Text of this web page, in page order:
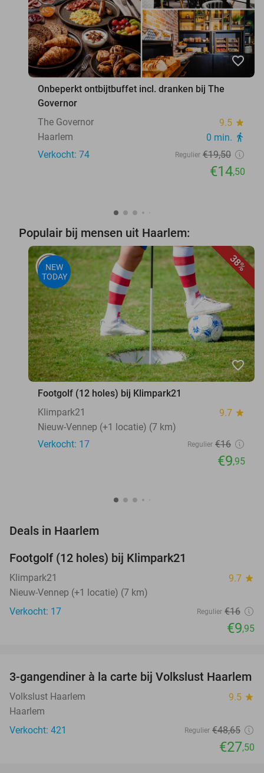
favorite_border
Onbeperkt ontbijtbuffet incl. dranken bij The
Governor
The Governor
9.5 star
Haarlem 0 min. directions_walk
Verkocht: 74 Regulier €19,50
€14,50
Populair bij mensen uit Haarlem:
38%
NEW
TODAY
favorite_border
Footgolf (12 holes) bij Klimpark21
Klimpark21
9.7 star
Nieuw-Vennep (+1 locatie) (7 km)
Verkocht: 17
Regulier €16
€9,95
Deals in Haarlem
NEW
TODAY
Footgolf (12 holes) bij Klimpark21
Klimpark21 9.7 star
Nieuw-Vennep (+1 locatie) (7 km)
Verkocht: 17
Regulier €16
€9,95
43%
3-gangendiner à la carte bij Volkslust Haarlem
Volkslust Haarlem 9.5 star
Haarlem
Verkocht: 421
Regulier €48,65
€27,50